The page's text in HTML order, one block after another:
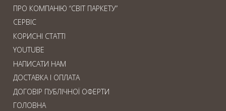
ПРО КОМПАНІЮ “СВІТ ПАРКЕТУ”
СЕРВІС
КОРИСНІ СТАТТІ
YOUTUBE
НАПИСАТИ НАМ
ДОСТАВКА І ОПЛАТА
ДОГОВІР ПУБЛІЧНОЇ ОФЕРТИ
ГОЛОВНА